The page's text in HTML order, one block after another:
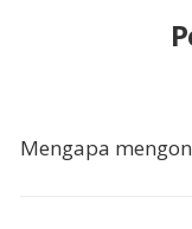
Mengapa